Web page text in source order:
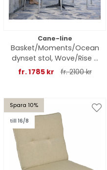
Cane-line
Basket/Moments/Ocean
dynset stol, Wove/Rise -
fler färger
fr. 1785 kr fr. 2100 kr
Spara 10%
till 16/8